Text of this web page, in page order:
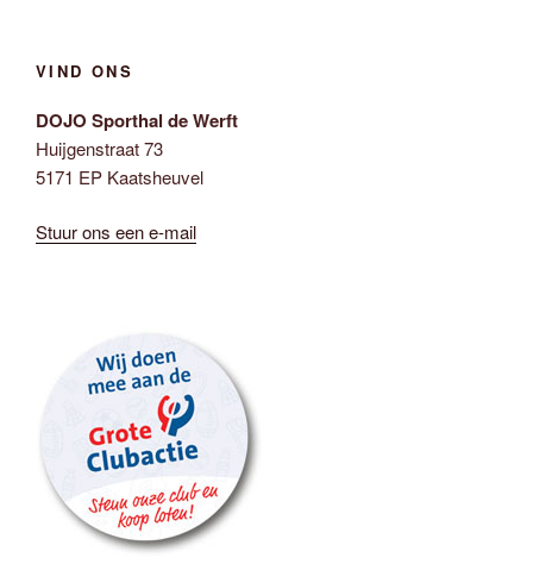
VIND ONS
DOJO Sporthal de Werft
Huijgenstraat 73
5171 EP Kaatsheuvel
Stuur ons een e-mail